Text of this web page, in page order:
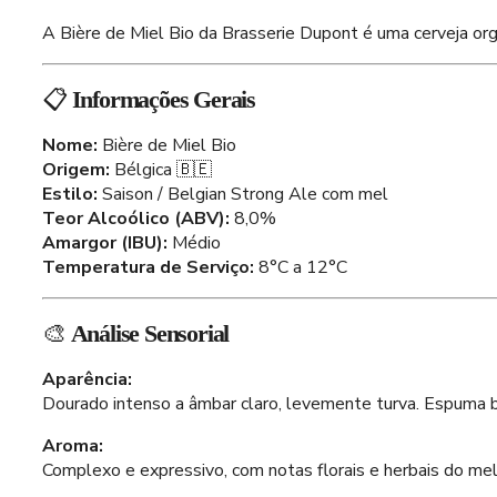
A Bière de Miel Bio da Brasserie Dupont é uma cerveja
📋 Informações Gerais
Nome: Bière de Miel Bio
Origem: Bélgica 🇧🇪
Estilo: Saison / Belgian Strong Ale com mel
Teor Alcoólico (ABV): 8,0%
Amargor (IBU): Médio
Temperatura de Serviço: 8°C a 12°C
🎨 Análise Sensorial
Aparência:
Dourado intenso a âmbar claro, levemente turva. Espuma
Aroma:
Complexo e expressivo, com notas florais e herbais do